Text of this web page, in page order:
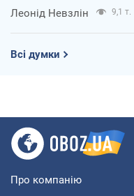
Леонід Невзлін 9,1 т.
Всі думки
Про компанію